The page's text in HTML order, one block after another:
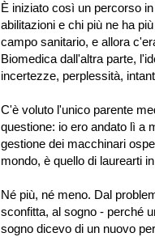
È iniziato così un percorso
abilitazioni e chi più ne ha
campo sanitario, e allora
Biomedica dall'altra parte,
incertezze, perplessità,
C'è voluto l'unico parente
questione: io ero andato lì a
gestione dei macchinari
mondo, è quello di laurearti
Né più, né meno. Dal
sconfitta, al sogno - perché
sogno dicevo di un nuovo